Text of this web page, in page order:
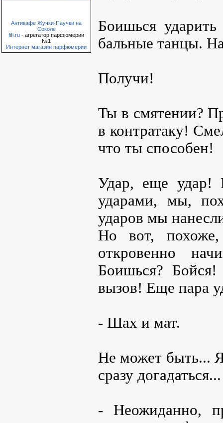
Антикафе Жучки-Паучки на
Соколе
fifi.ru - агрегатор парфюмерии
№1
Интернет магазин парфюмерии
Боишься
бальные танцы.
Получи!
Ты в смятении?
в контратаку!
что ты способен!
Удар, еще удар!
ударами, мы,
ударов мы
Но вот,
откровенно
Боишься?
вызов! Еще пара
- Шах и мат.
Не может быть...
сразу догадаться...
- Неожиданно,